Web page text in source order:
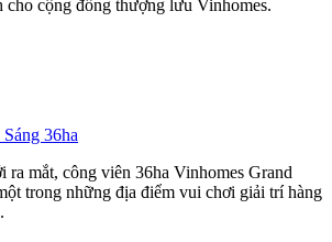
cho cộng đồng thượng lưu Vinhomes.
36ha
ra mắt, công viên 36ha Vinhomes Grand
trong những địa điểm vui chơi giải trí hàng